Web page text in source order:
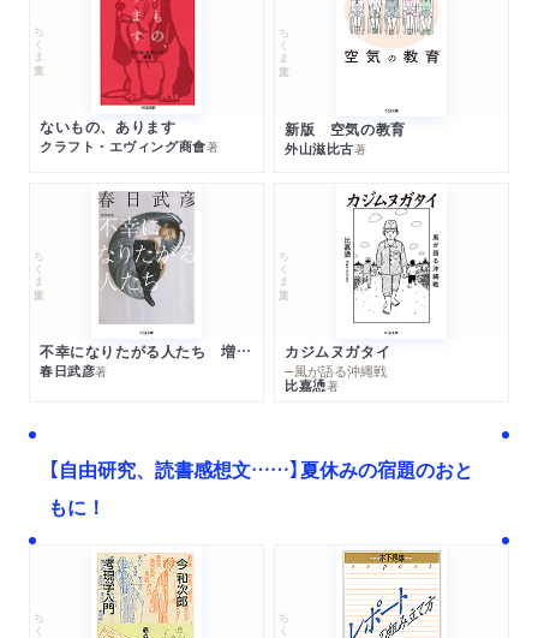
ちくま文庫
ないもの、あります
クラフト・エヴィング商會著
ちくま文庫
新版 空気の教育
外山滋比古著
ちくま文庫
不幸になりたがる人たち 増補新版
春日武彦著
ちくま文庫
カジムヌガタイ
─風が語る沖縄戦
比嘉慂著
【自由研究、読書感想文……】夏休みの宿題のおと
もに！
ちくま文庫 ちくま学芸文庫